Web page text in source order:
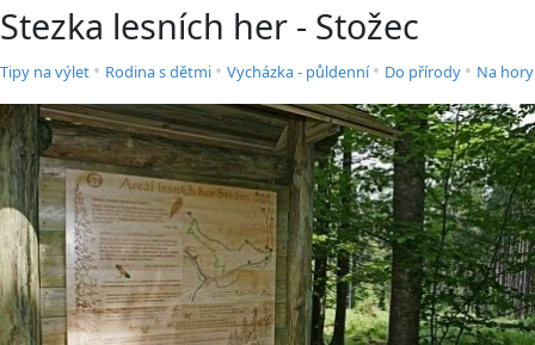
Stezka lesních her - Stožec
Tipy na výlet • Rodina s dětmi • Vycházka - půldenní• Do přírody • Na hory